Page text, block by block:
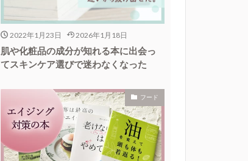
2022年1月23日 2026年1月18日
肌や化粧品の成分が知れる本に出会っ
てスキンケア選びで迷わなくなった
フード